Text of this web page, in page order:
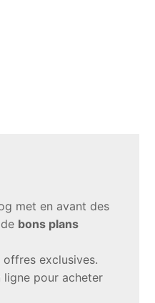
met en avant des
bons plans
offres exclusives.
ligne pour acheter